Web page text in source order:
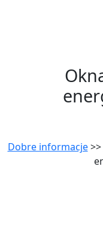
Dobre informacje>>